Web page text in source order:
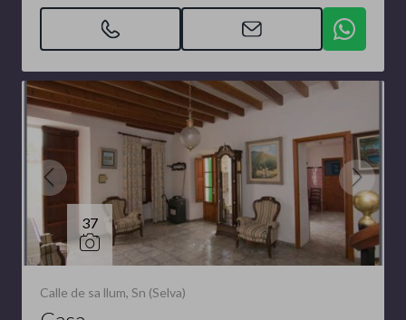
37
Calle de sa llum, Sn (Selva)